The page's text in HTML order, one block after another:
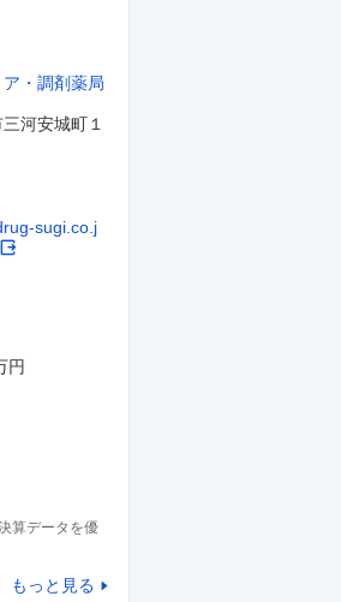
ア・調剤薬局
河安城町１
sugi.co.j
円
算データを優
もっと見る